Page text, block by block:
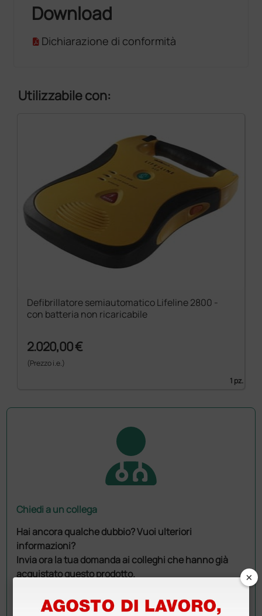
Download
Dichiarazione di conformità
Utilizzabile con:
Defibrillatore semiautomatico Lifeline 2800 -
con batteria non ricaricabile
2.020,00 €
(Prezzo i.e.)
1 pz.
Chiedi a un collega
Hai ancora qualche dubbio? Vuoi ulteriori
informazioni?
Invia ora la tua domanda ai colleghi che hanno già
acquistato questo prodotto.
×